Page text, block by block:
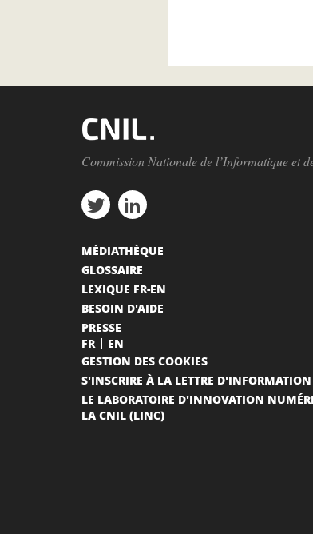
Commission Nationale de l’Informatique et
MÉDIATHÈQUE
GLOSSAIRE
LEXIQUE FR-EN
BESOIN D'AIDE
PRESSE
FR
EN
GESTION DES COOKIES
S'INSCRIRE À LA LETTRE D'INFORMATION
LE LABORATOIRE D'INNOVATION
LA CNIL (LINC)